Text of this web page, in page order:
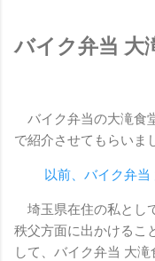
バイク弁当 大
バイク弁当の大滝食
で紹介させてもらいま
以前、バイク弁
埼玉県在住の私とし
秩父方面に出かけるこ
して、バイク弁当 大